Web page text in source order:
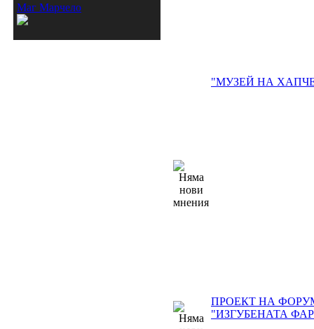
Маг Марчело
"МУЗЕЙ НА
ПРОЕКТ НА
"ИЗГУБЕНАТА